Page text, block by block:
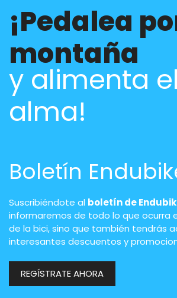
¡Pedalea
montaña
y alimenta el
alma!
Boletín
Suscribiéndote al boletín de
informaremos de todo lo que ocurra
de la bici, sino que también tendrás
interesantes descuentos y
REGÍSTRATE AHORA